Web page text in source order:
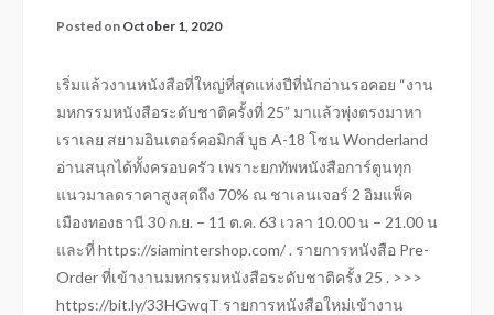
Posted on October 1, 2020
เริ่มแล้วงานหนังสือที่ใหญ่ที่สุดแห่งปีที่นักอ่านรอคอย “งาน
มหกรรมหนังสือระดับชาติครั้งที่ 25” มาแล้วพุ่งตรงมาหา
เราเลย สยามอินเตอร์คอมิกส์ บูธ A-18 โซน Wonderland
อ่านสนุกได้ทั้งครอบครัว เพราะยกทัพหนังสือการ์ตูนทุก
แนวมาลดราคาสูงสุดถึง 70% ณ ชาเลนเจอร์ 2 อิมแพ็ค
เมืองทองธานี 30 ก.ย. – 11 ต.ค. 63 เวลา 10.00 น – 21.00 น
และที่ https://siamintershop.com/ . รายการหนังสือ Pre-
Order ที่เข้างานมหกรรมหนังสือระดับชาติครั้ง 25 . >>>
https://bit.ly/33HGwqT รายการหนังสือใหม่เข้างาน